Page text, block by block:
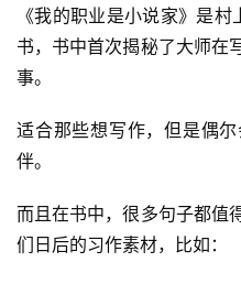
专
区
《我的职业是小说家》是
书，书中首次揭秘了大师在
事。
适合那些想写作，但是偶
伴。
而且在书中，很多句子都值
们日后的习作素材，比如：